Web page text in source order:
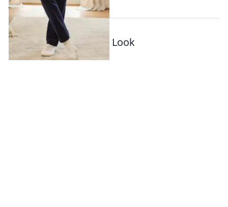
Passt auch zu diesem Look